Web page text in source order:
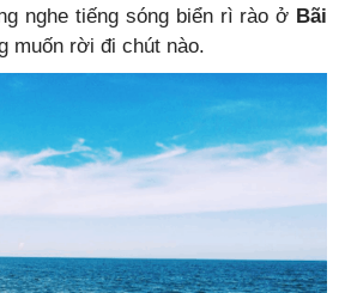
nghe tiếng sóng biển rì rào ở Bãi
muốn rời đi chút nào.